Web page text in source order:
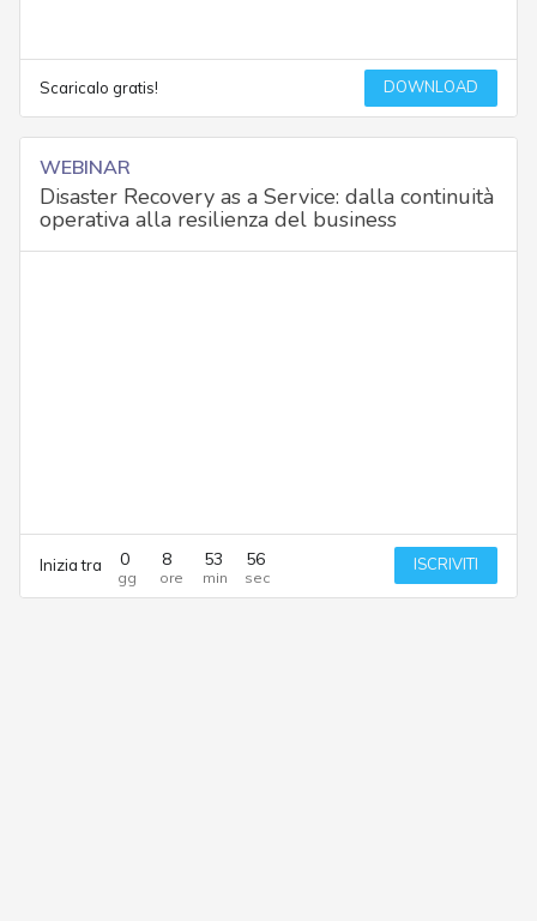
Scaricalo gratis! DOWNLOAD
WEBINAR
Disaster Recovery as a Service: dalla continuità
operativa alla resilienza del business
Inizia tra 0 8 53 56 ISCRIVITI